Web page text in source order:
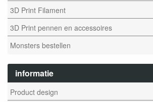
3D Print Filament
3D Print pennen en accessoires
Monsters bestellen
informatie
Product design